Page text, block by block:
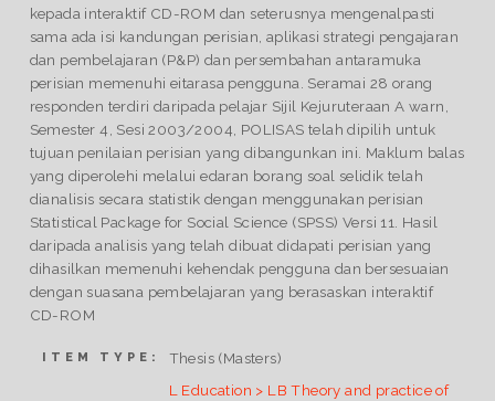
kepada interaktif CD-ROM dan seterusnya mengenalpasti
sama ada isi kandungan perisian, aplikasi strategi pengajaran
dan pembelajaran (P&P) dan persembahan antaramuka
perisian memenuhi eitarasa pengguna. Seramai 28 orang
responden terdiri daripada pelajar Sijil Kejuruteraan A warn,
Semester 4, Sesi 2003/2004, POLISAS telah dipilih untuk
tujuan penilaian perisian yang dibangunkan ini. Maklum balas
yang diperolehi melalui edaran borang soal selidik telah
dianalisis secara statistik dengan menggunakan perisian
Statistical Package for Social Science (SPSS) Versi 11. Hasil
daripada analisis yang telah dibuat didapati perisian yang
dihasilkan memenuhi kehendak pengguna dan bersesuaian
dengan suasana pembelajaran yang berasaskan interaktif
CD-ROM
ITEM TYPE: Thesis (Masters)
L Education > LB Theory and practice of